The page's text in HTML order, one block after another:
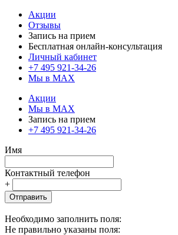
Акции
Отзывы
Запись на прием
Бесплатная онлайн-консультация
Личный кабинет
+7 495 921-34-26
Мы в MAX
Акции
Мы в MAX
Запись на прием
+7 495 921-34-26
Имя
Контактный телефон
+
Отправить
Необходимо заполнить поля:
Не правильно указаны поля: